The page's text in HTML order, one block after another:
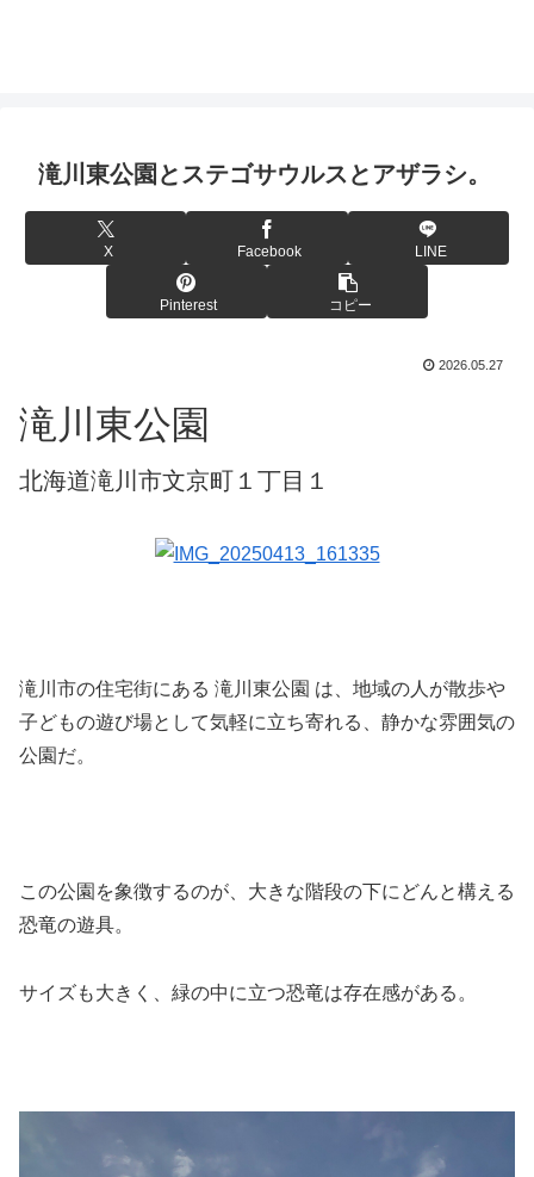
滝川東公園とステゴサウルスとアザラシ。
X Facebook LINE
Pinterest コピー
2026.05.27
滝川東公園
北海道滝川市文京町１丁目１
滝川市の住宅街にある 滝川東公園 は、地域の人が散歩や
子どもの遊び場として気軽に立ち寄れる、静かな雰囲気の
公園だ。
この公園を象徴するのが、大きな階段の下にどんと構える
恐竜の遊具。
サイズも大きく、緑の中に立つ恐竜は存在感がある。